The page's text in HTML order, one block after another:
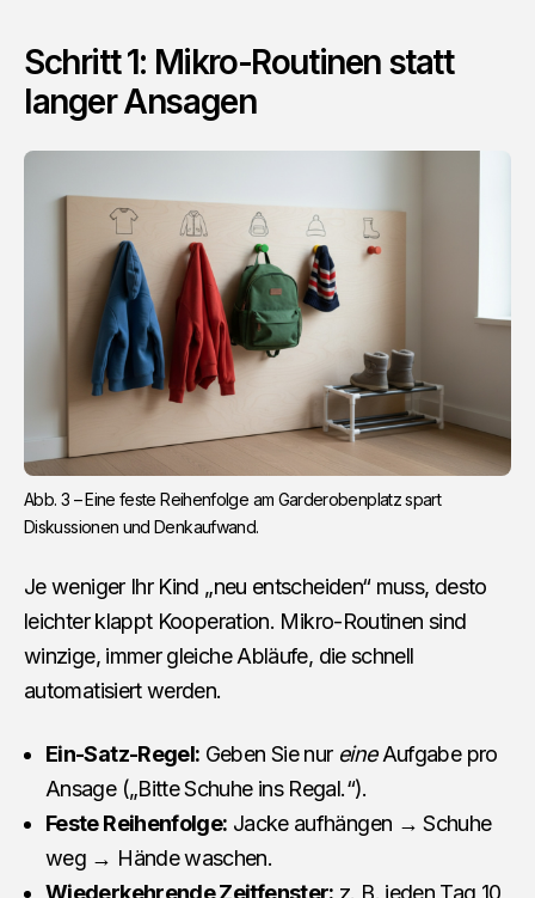
Schritt 1: Mikro-Routinen statt
langer Ansagen
Abb. 3 – Eine feste Reihenfolge am Garderobenplatz spart
Diskussionen und Denkaufwand.
Je weniger Ihr Kind „neu entscheiden“ muss, desto
leichter klappt Kooperation. Mikro-Routinen sind
winzige, immer gleiche Abläufe, die schnell
automatisiert werden.
Ein-Satz-Regel: Geben Sie nur eineAufgabe pro
Ansage („Bitte Schuhe ins Regal.“).
Feste Reihenfolge: Jacke aufhängen → Schuhe
weg → Hände waschen.
Wiederkehrende Zeitfenster: z. B. jeden Tag 10